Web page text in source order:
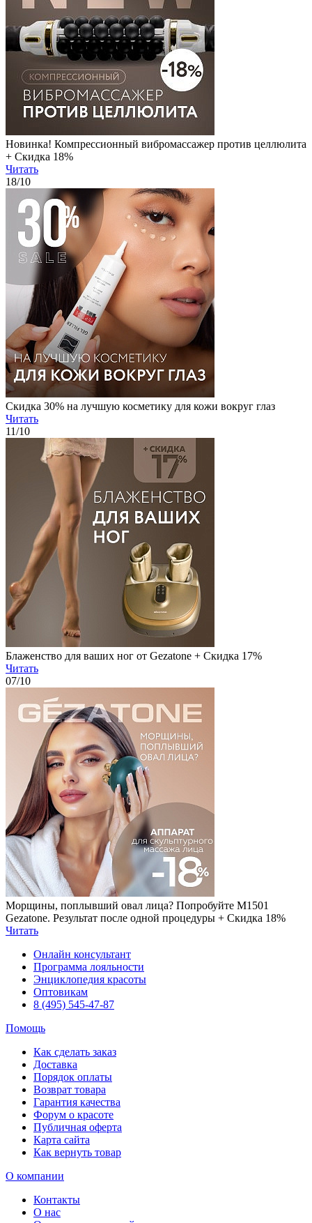
Новинка! Компрессионный вибромассажер против целлюлита
+ Скидка 18%
Читать
18/10
Скидка 30% на лучшую косметику для кожи вокруг глаз
Читать
11/10
Блаженство для ваших ног от Gezatone + Скидка 17%
Читать
07/10
Морщины, поплывший овал лица? Попробуйте M1501
Gezatone. Результат после одной процедуры + Скидка 18%
Читать
Онлайн консультант
Программа лояльности
Энциклопедия красоты
Оптовикам
8 (495) 545-47-87
Помощь
Как сделать заказ
Доставка
Порядок оплаты
Возврат товара
Гарантия качества
Форум о красоте
Публичная оферта
Карта сайта
Как вернуть товар
О компании
Контакты
О нас